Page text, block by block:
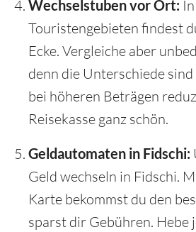
Wechselstuben vor Ort: In
Touristengebieten findest
Ecke. Vergleiche aber
denn die Unterschiede
bei höheren Beträgen
Reisekasse ganz schön.
Geldautomaten in Fidschi:
Geld wechseln in Fidschi.
Karte bekommst du den
sparst dir Gebühren. Hebe